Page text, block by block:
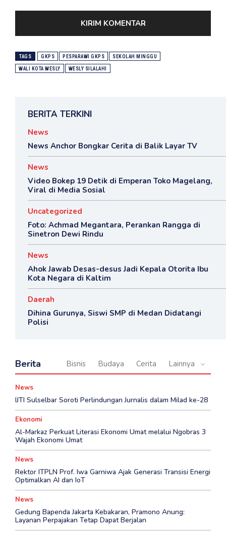
TAGS GKPS PESPARAWI GKPS SEKOLAH MINGGU
WALI KOTA WESLY WESLY SILALAHI
BERITA TERKINI
News
News Anchor Bongkar Cerita di Balik Layar TV
News
Video Bokep 19 Detik di Emperan Toko Magelang,
Viral di Media Sosial
Uncategorized
Foto: Achmad Megantara, Perankan Rangga di
Sinetron Dewi Rindu
News
Ahok Jawab Desas-desus Jadi Kepala Otorita Ibu
Kota Negara di Kaltim
Daerah
Dihina Gurunya, Siswi SMP di Medan Didatangi
Polisi
Berita Bisnis Budaya Cerita Lainnya
News
IJTI Sulselbar Soroti Perlindungan Jurnalis dalam Milad ke-28
Ekonomi
Al-Markaz Perkuat Literasi Ekonomi Umat melalui Ngobras 3
Wajah Ekonomi Umat
News
Rektor ITPLN Prof. Iwa Garniwa Ajak Generasi Transisi Energi
Optimalkan AI dan IoT
News
Gedung Bapenda Jakarta Kebakaran, Pramono Anung:
Layanan Perpajakan Tetap Dapat Berjalan